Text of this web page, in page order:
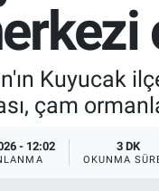
Kuyucak
çam
- 12:02 3 DK
OKUNMA